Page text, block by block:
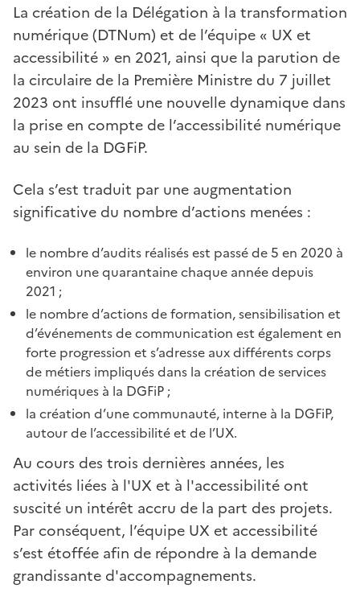
La création de la Délégation à la transformation
numérique (DTNum) et de l’équipe « UX et
accessibilité » en 2021, ainsi que la parution de
la circulaire de la Première Ministre du 7 juillet
2023 ont insufflé une nouvelle dynamique dans
la prise en compte de l’accessibilité numérique
au sein de la DGFiP.
Cela s’est traduit par une augmentation
significative du nombre d’actions menées :
le nombre d’audits réalisés est passé de 5 en 2020 à
environ une quarantaine chaque année depuis
2021 ;
le nombre d’actions de formation, sensibilisation et
d’événements de communication est également en
forte progression et s’adresse aux différents corps
de métiers impliqués dans la création de services
numériques à la DGFiP ;
la création d’une communauté, interne à la DGFiP,
autour de l’accessibilité et de l’UX.
Au cours des trois dernières années, les
activités liées à l'UX et à l'accessibilité ont
suscité un intérêt accru de la part des projets.
Par conséquent, l’équipe UX et accessibilité
s’est étoffée afin de répondre à la demande
grandissante d'accompagnements.